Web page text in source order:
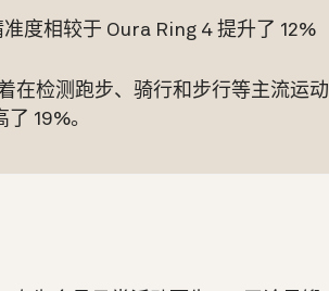
度相较于 Oura Ring 4 提升了 12%
在检测跑步、骑行和步行等主流运动
19%。